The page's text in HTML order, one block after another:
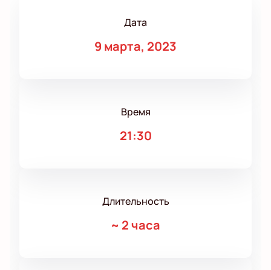
Дата
9 марта, 2023
Время
21:30
Длительность
~ 2 часа